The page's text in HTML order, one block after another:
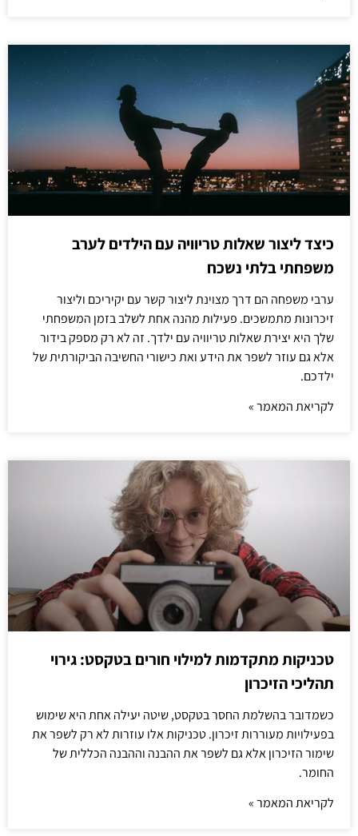
כיצד ליצור שאלות טריוויה עם הילדים לערב
משפחתי בלתי נשכח
ערבי משפחה הם דרך מצוינת ליצור קשר עם יקיריכם וליצור
זיכרונות מתמשכים. פעילות מהנה אחת לשלב בזמן המשפחתי
שלך היא יצירת שאלות טריוויה עם ילדך. זה לא רק מספק בידור
אלא גם עוזר לשפר את הידע ואת כישורי החשיבה הביקורתית של
ילדכם.
לקריאת המאמר »
טכניקות מתקדמות למילוי חורים בטקסט: גירוי
תהליכי הזיכרון
כשמדובר בהשלמת החסר בטקסט, שיטה יעילה אחת היא שימוש
בפעילויות מעוררות זיכרון. טכניקות אלו עוזרות לא רק לשפר את
שימור הזיכרון אלא גם לשפר את ההבנה וההבנה הכללית של
החומר.
לקריאת המאמר »